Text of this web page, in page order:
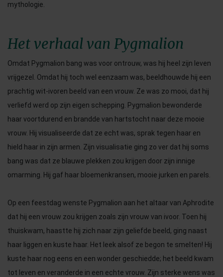
mythologie.
Het verhaal van Pygmalion
Omdat Pygmalion bang was voor ontrouw, was hij heel zijn leven
vrijgezel. Omdat hij toch wel eenzaam was, beeldhouwde hij een
prachtig wit-ivoren beeld van een vrouw. Ze was zo mooi, dat hij
verliefd werd op zijn eigen schepping. Pygmalion bewonderde
haar voortdurend en brandde van hartstocht naar deze mooie
vrouw. Hij visualiseerde dat ze echt was, sprak tegen haar en
hield haar in zijn armen. Zijn visualisatie ging zo ver dat hij soms
bang was dat ze blauwe plekken zou krijgen door zijn innige
omarming. Hij gaf haar bloemenkransen, mooie jurken en parels.
Op een feestdag wenste Pygmalion aan het altaar van Aphrodite
dat hij een vrouw zou krijgen zoals zijn vrouw van ivoor. Toen hij
thuiskwam, haastte hij zich naar zijn geliefde beeld, ging naast
haar liggen en kuste haar. Het leek alsof ze begon te smelten! Hij
kuste haar nog eens en een wonder geschiedde; het beeld kwam
tot leven en veranderde in een echte vrouw. Zijn sterke wens was